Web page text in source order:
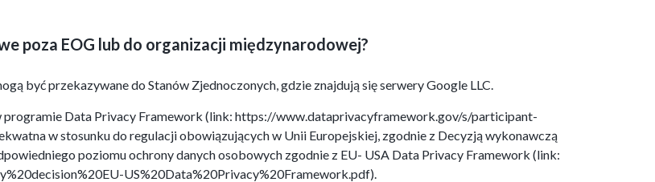
poza EOG lub do organizacji międzynarodowej?
być przekazywane do Stanów Zjednoczonych, gdzie znajdują się serwery Google LLC.
Data Privacy Framework (link: https://www.dataprivacyframework.gov/s/participant-
w stosunku do regulacji obowiązujących w Unii Europejskiej, zgodnie z Decyzją wykonawczą
poziomu ochrony danych osobowych zgodnie z EU- USA Data Privacy Framework (link:
US%20Data%20Privacy%20Framework.pdf).